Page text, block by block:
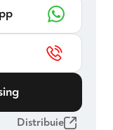
Distribuie